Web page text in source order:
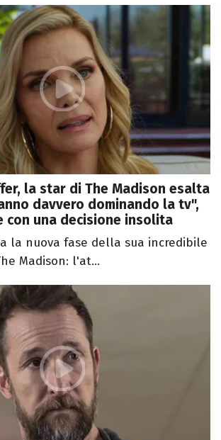
la star di The Madison esalta
davvero dominando la tv",
con una decisione insolita
la nuova fase della sua incredibile
Madison: l'at...